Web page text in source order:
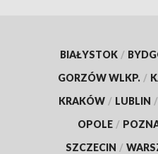
BIAŁYSTOK /
GORZÓW WLKP. /
KRAKÓW / LUBLIN /
OPOLE /
SZCZECIN /